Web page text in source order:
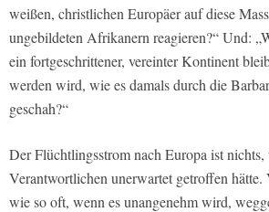
weißen, christlichen Europäer auf diese
ungebildeten Afrikanern reagieren?“ Und:
ein fortgeschrittener, vereinter Kontinent
werden wird, wie es damals durch die
geschah?“
Der Flüchtlingsstrom nach Europa ist
Verantwortlichen unerwartet getroffen hätte.
wie so oft, wenn es unangenehm wird,